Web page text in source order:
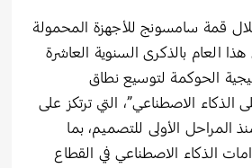
قمة سامسونج للأجهزة المحمولة
العام بالذكرى السنوية العاشرة
الحوكمة لتوسيع نطاق
الذكاء الاصطناعي”، التي ترتكز على
المراحل الأولى للتصميم، بما
الذكاء الاصطناعي في القطاع